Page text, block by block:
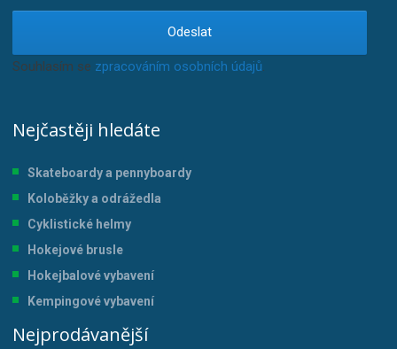
Odeslat
Souhlasím se zpracováním osobních údajů.
Nejčastěji hledáte
Skateboardy a pennyboardy
Koloběžky a odrážedla
Cyklistické helmy
Hokejové brusle
Hokejbalové vybavení
Kempingové vybavení
Nejprodávanější